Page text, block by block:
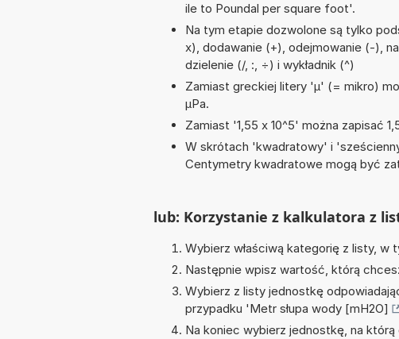
ile to Poundal per square foot'.
Na tym etapie dozwolone są tylko
x), dodawanie (+), odejmowanie (-),
dzielenie (/, :, ÷) i wykładnik (^)
Zamiast greckiej litery 'µ' (= mikro)
µPa.
Zamiast '1,55 x 10^5' można zapisać
W skrótach 'kwadratowy' i
Centymetry kwadratowe mogą być
lub: Korzystanie z kalkulatora z
Wybierz właściwą kategorię z listy, w
Następnie wpisz wartość, którą
Wybierz z listy jednostkę
przypadku 'Metr słupa wody [mH2O]
Na koniec wybierz jednostkę, na